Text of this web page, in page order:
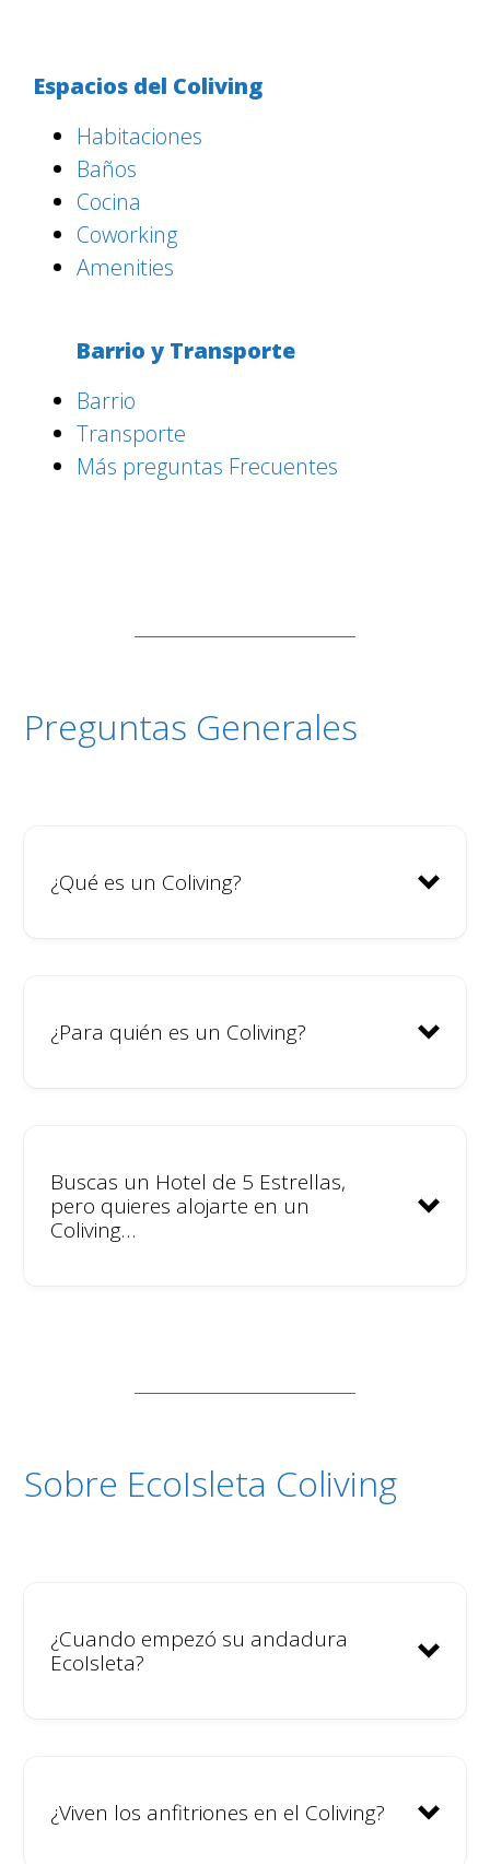
Espacios del Coliving
Habitaciones
Baños
Cocina
Coworking
Amenities
Barrio y Transporte
Barrio
Transporte
Más preguntas Frecuentes
Preguntas Generales
¿Qué es un Coliving?
¿Para quién es un Coliving?
Freelancers
Nómadas Digitales
Buscas un Hotel de 5 Estrellas,
pero quieres alojarte en un
Coliving…
Sobre EcoIsleta Coliving
¿Cuando empezó su andadura
EcoIsleta?
2014 –
¿Viven los anfitriones en el Coliving?